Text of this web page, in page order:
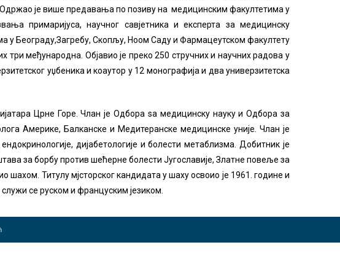
је више предавања по позиву на медицинским факултетима у
примаријуса, научног савјетника и експерта за медицинску
у Београду,Загребу, Скопљу, Ноом Саду и Фармацеутском факултету
међународна. Објавио је преко 250 стручних и научних радова у
уџбеника и коаутор у 12 монографија и два универзитетска
Црне Горе. Члан је Одбора ѕа медицинску науку и Одбора за
Америке, Балканске и Медитеранске медицинске уније. Члан је
дијабетологије и болести метаблизма. Добитник је
за борбу против шећерне болести Југославије, Златне повеље за
Титулу мјсторског кандидата у шаху освоио је 1961. године и
се руском и француским језиком.